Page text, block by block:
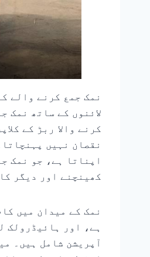
نمک جمع کرنے والے
لائنوں کے ساتھ نمک
کرنے والا ربڑ کے
نقصان نہیں
اپناتا ہے، جو نمک
کھینچنے اور دیگر
نمک کے میدان میں
ہے، اور ہائیڈرولک
آپریشن شامل ہیں۔